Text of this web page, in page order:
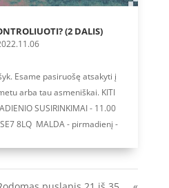
(2 DALIS)
Esame pasiruošę atsakyti į
arba tau asmeniškai. KITI
SUSIRINKIMAI - 11.00
8LQ MALDA - pirmadienį -